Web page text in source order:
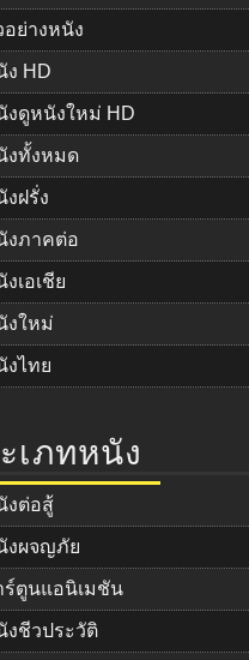
อย่างหนัง
ง HD
งดูหนังใหม่ HD
งทั้งหมด
งฝรั่ง
งภาคต่อ
เอเชีย
งใหม่
งไทย
เภทหนัง
งต่อสู้
งผจญภัย
ร์ตูนแอนิเมชัน
งชีวประวัติ